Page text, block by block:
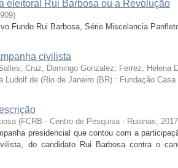
eleitoral Rui Barbosa ou a Revolução
)
Fundo Rui Barbosa, Série Miscelancia
civilista
Cruz, Domingo Gonzalez; Ferrez, Helena
Ludolf de (Rio de Janeiro (BR) : Fundação
(FCRB - Centro de Pesquisa - Ruianas,
presidencial que contou com a
do candidato Rui Barbosa contra o